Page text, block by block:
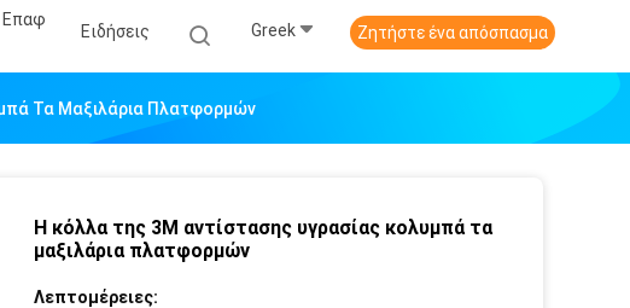
Επαφ
Ειδήσεις Greek Ζητήστε ένα απόσπασμα
Τα Μαξιλάρια Πλατφορμών
Η κόλλα της 3M αντίστασης υγρασίας κολυμπά τα
μαξιλάρια πλατφορμών
Λεπτομέρειες: